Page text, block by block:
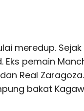
meredup.
pemain
Real
bakat